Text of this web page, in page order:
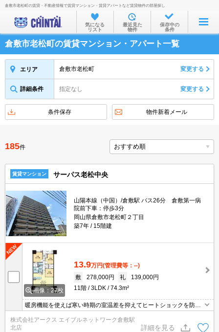
お部屋を探す
沿線・駅から
住所から
物件特集から
不動産会社から
TOP
倉敷市老松町の賃貸・不動産情報で賃貸マンション・賃貸アパートなど賃貸物件の部屋探し
気になる
リスト
最近見た
物件
保存中の
条件
倉敷市老松町の賃貸マンション・アパート一覧
エリア 倉敷市老松町 変更する
詳細条件 指定なし 変更する
条件保存 物件新着メール
185件
賃貸マンション サーパス老松中央
山陽本線（中国）/倉敷駅 バス26分 倉敷第一病
院前下車：停歩3分
岡山県倉敷市老松町２丁目
築7年
15階建
画像：27枚
13.9万円(管理費等：--)
敷
278,000円 礼
139,000円
11階
3LDK 74.3m²
暖房機能を使えば寒い時期の室温差を抑えてヒートショックを防ぐ
こともできる浴室乾燥機があります。荷物を注文する時に時間を気
にしなくてよくなる宅配ボックスが共用部に付いています。セキュ
リティ面は、TVインターホン・オートロックなど充実しているので
株式会社アークス エイブルネットワーク倉敷駅
北店
詳細を見る